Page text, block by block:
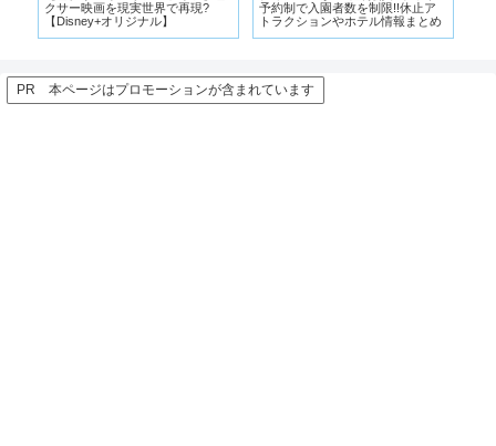
制で入園者数を制限!!休止ア
クションやホテル情報まとめ
ド、ディズニーシーのテーマポー
トをモチーフにしたグッズが3回
ォレストシア
ーのストーリ
PR 本ページはプロモーションが含まれています